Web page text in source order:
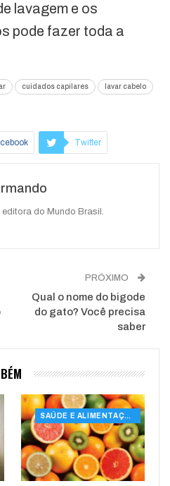
lavagem e os
pode fazer toda a
cuidados capilares lavar cabelo
Twitter
do Mundo Brasil.
PRÓXIMO
Qual o nome do bigode
do gato? Você precisa
saber
SAÚDE E ALIMENTAÇÃO